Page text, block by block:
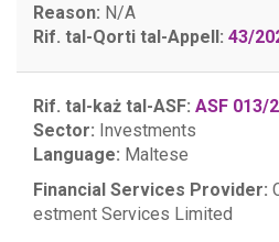
Reason: N/A
Rif. tal-Qorti tal-Appell: 43/
Rif. tal-każ tal-ASF: ASF 013/
Sector: Investments
Language: Maltese
Financial Services Provider:
estment Services Limited